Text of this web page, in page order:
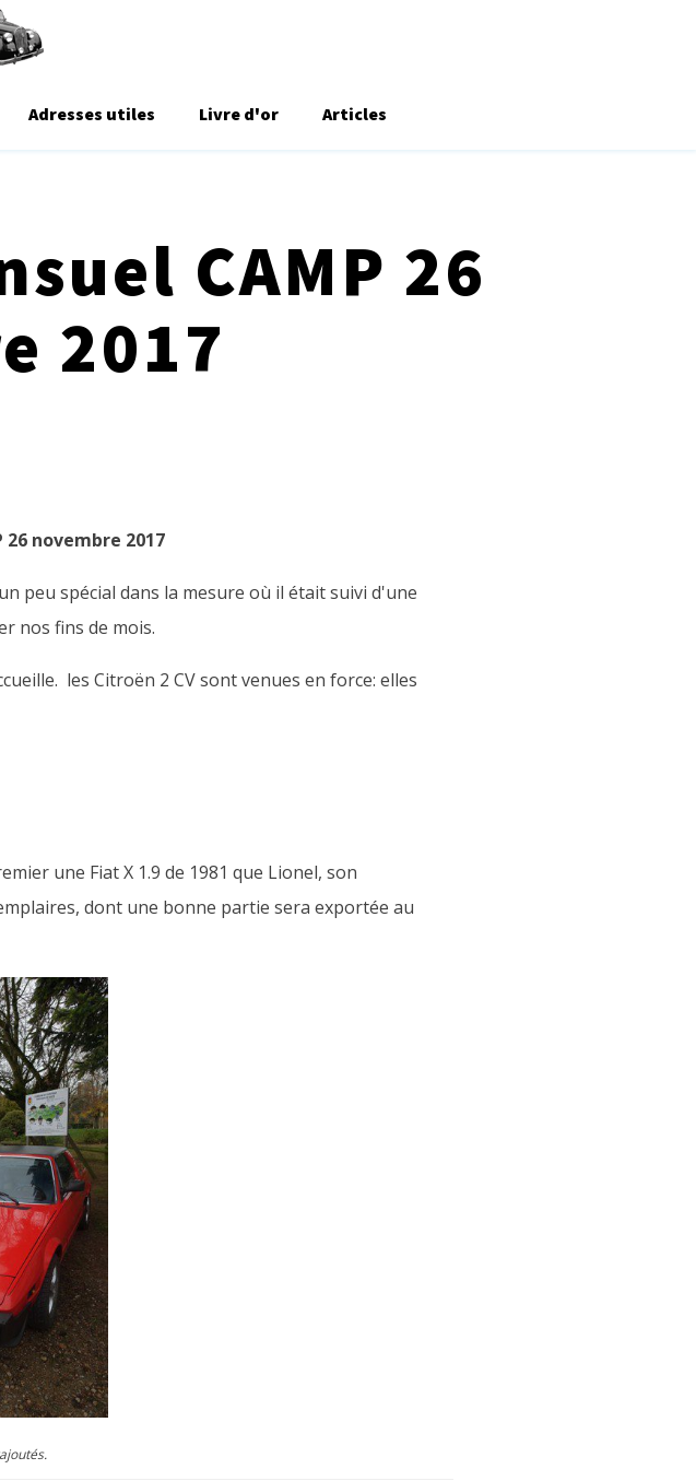
Adresses utiles Livre d'or Articles
CAMP 26
2017
26 novembre 2017
peu spécial dans la mesure où il était suivi d'une
nos fins de mois.
les Citroën 2 CV sont venues en force: elles
une Fiat X 1.9 de 1981 que Lionel, son
dont une bonne partie sera exportée au